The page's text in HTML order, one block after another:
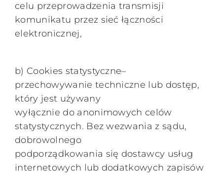
celu przeprowadzenia transmisji
komunikatu przez sieć łączności
elektronicznej,
b) Cookies statystyczne–
przechowywanie techniczne lub dostęp,
który jest używany
wyłącznie do anonimowych celów
statystycznych. Bez wezwania z sądu,
dobrowolnego
podporządkowania się dostawcy usług
internetowych lub dodatkowych zapisów